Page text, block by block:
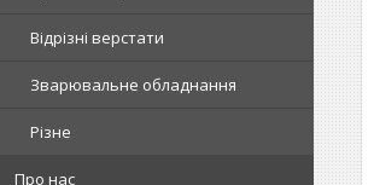
Відрізні верстати
Зварювальне обладнання
Різне
Про нас